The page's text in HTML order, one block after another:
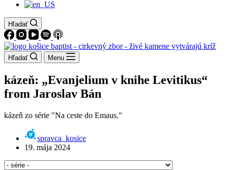
Hľadať
Hľadať Menu
kázeň: „Evanjelium v knihe Levitikus“
from Jaroslav Bán
kázeň zo série "Na ceste do Emaus."
spravca_kosice
19. mája 2024